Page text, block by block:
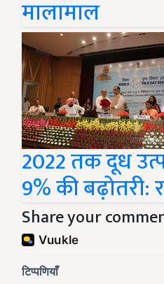
मालामाल
2022 तक दूध
9% की बढ़ोतरी:
Share your